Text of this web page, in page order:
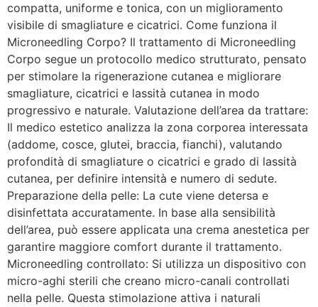
compatta, uniforme e tonica, con un miglioramento
visibile di smagliature e cicatrici. Come funziona il
Microneedling Corpo? Il trattamento di Microneedling
Corpo segue un protocollo medico strutturato, pensato
per stimolare la rigenerazione cutanea e migliorare
smagliature, cicatrici e lassità cutanea in modo
progressivo e naturale. Valutazione dell’area da trattare:
Il medico estetico analizza la zona corporea interessata
(addome, cosce, glutei, braccia, fianchi), valutando
profondità di smagliature o cicatrici e grado di lassità
cutanea, per definire intensità e numero di sedute.
Preparazione della pelle: La cute viene detersa e
disinfettata accuratamente. In base alla sensibilità
dell’area, può essere applicata una crema anestetica per
garantire maggiore comfort durante il trattamento.
Microneedling controllato: Si utilizza un dispositivo con
micro-aghi sterili che creano micro-canali controllati
nella pelle. Questa stimolazione attiva i naturali